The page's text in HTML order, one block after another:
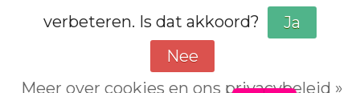
verbeteren. Is dat akkoord?
Ja
Nee
Meer over cookies en ons privacybeleid »